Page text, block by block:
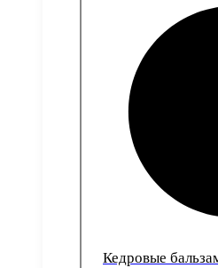
Кедровые